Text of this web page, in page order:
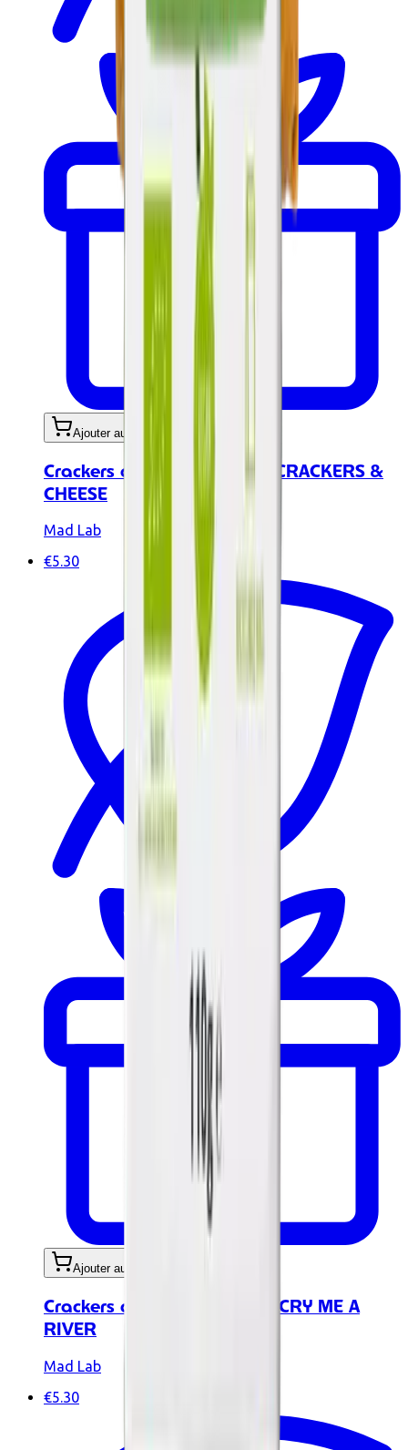
Ajouter au panier
Crackers au fromage BIO - CRACKERS &
CHEESE
Mad Lab
€5.30
Ajouter au panier
Crackers aux oignons BIO - CRY ME A
RIVER
Mad Lab
€5.30